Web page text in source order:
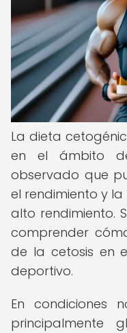
La dieta
en el ámbito
observado que
el rendimiento y
alto rendimiento.
comprender
de la cetosis en
deportivo.
En condiciones
principalmente